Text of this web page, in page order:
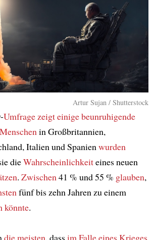
Artur Sujan / Shutterstock
Umfragezeigteinige beunruhigende
Menschenin Großbritannien,
Italien und Spanienwurden
dieWahrscheinlichkeiteines neuen
. Zwischen41 % und 55 % glauben,
fünf bis zehn Jahren zu einem
könnte.
die meisten, dassim Falle eines Krieges